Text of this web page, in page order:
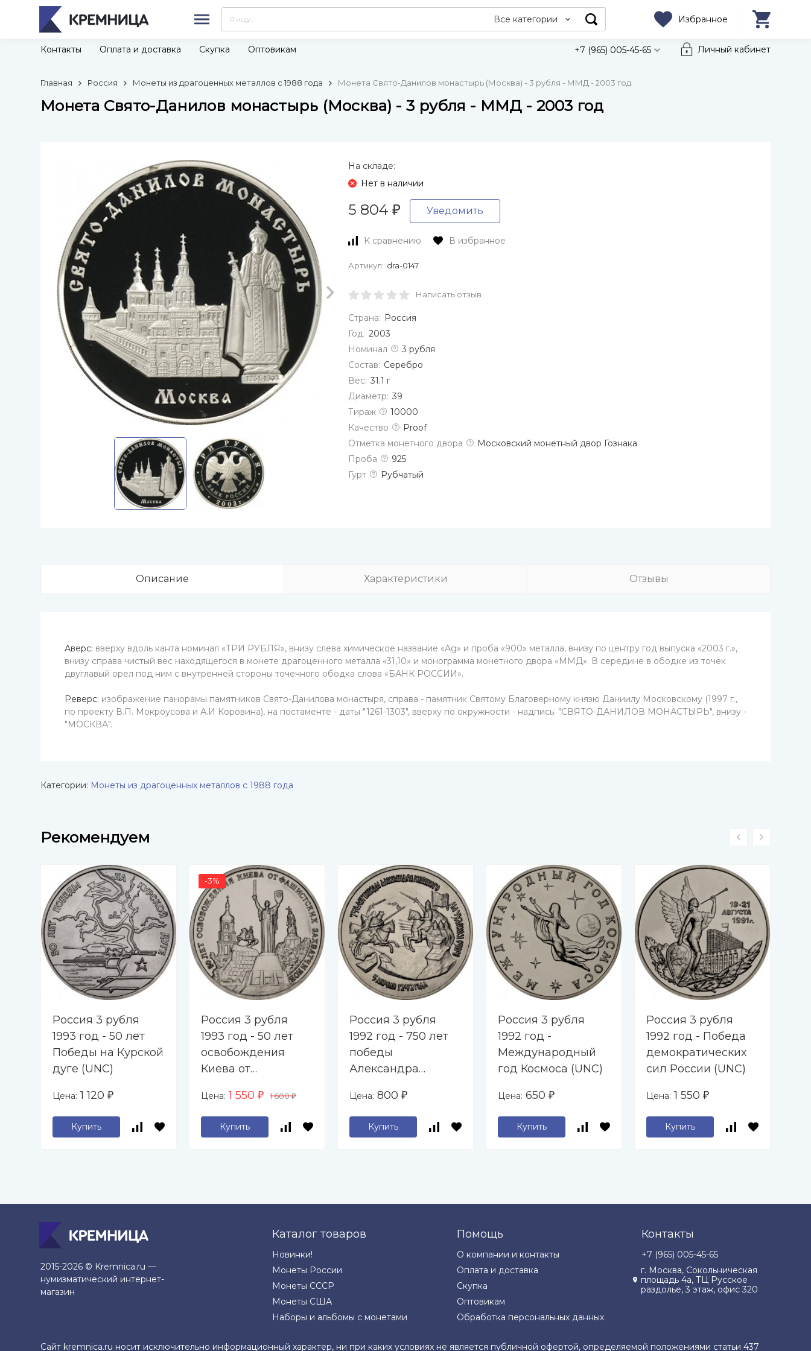
Все категории Избранное
Контакты Оплата и доставка Скупка Оптовикам +7 (965) 005-45-65 Личный кабинет
Главная Россия Монеты из драгоценных металлов с 1988 года Монета Свято-Данилов монастырь (Москва) - 3 рубля - ММД - 2003 год
Монета Свято-Данилов монастырь (Москва) - 3 рубля - ММД - 2003 год
На складе:
Нет в наличии
5 804 ₽ Уведомить
К сравнению В избранное
Артикул: dra-0147
Написать отзыв
Страна: Россия
Год: 2003
Номинал
3 рубля
Состав: Серебро
Вес: 31.1 г
Диаметр: 39
Тираж
10000
Качество
Proof
Отметка монетного двора
Московский монетный двор Гознака
Проба
925
Гурт
Рубчатый
Описание
Аверс: вверху вдоль канта номинал «ТРИ РУБЛЯ», внизу слева химическое название «Ag» и проба «900» металла, внизу по центру год выпуска «2003 г.»,
внизу справа чистый вес находящегося в монете драгоценного металла «31,10» и монограмма монетного двора «ММД». В середине в ободке из точек
двуглавый орел под ним с внутренней стороны точечного ободка слова «БАНК РОССИИ».
Реверс: изображение панорамы памятников Свято-Данилова монастыря, справа - памятник Святому Благоверному князю Даниилу Московскому (1997 г.,
по проекту В.П. Мокроусова и А.И Коровина), на постаменте - даты "1261-1303", вверху по окружности - надпись: "СВЯТО-ДАНИЛОВ МОНАСТЫРЬ", внизу -
"МОСКВА".
Характеристики Отзывы
Категории: Монеты из драгоценных металлов с 1988 года
Рекомендуем
Россия 3 рубля
1993 год - 50 лет
Победы на Курской
дуге (UNC)
Цена: 1 120 ₽
Купить
-3%
Россия 3 рубля
1993 год - 50 лет
освобождения
Киева от
захватчиков (UNC)
Цена: 1 550 ₽ 1 600₽
Купить
Россия 3 рубля
1992 год - 750 лет
победы
Александра
Чудском озере
(UNC)
Цена: 800 ₽
Купить
Россия 3 рубля
1992 год -
Международный
год Космоса (UNC)
Цена: 650 ₽
Купить
Россия 3 рубля
1992 год - Победа
демократических
сил России (UNC)
Цена: 1 550 ₽
Купить
2015-2026 © Kremnica.ru —
нумизматический интернет-
магазин
Каталог товаров
Новинки!
Монеты России
Монеты СССР
Монеты США
Наборы и альбомы с монетами
Помощь
О компании и контакты
Оплата и доставка
Скупка
Оптовикам
Обработка персональных данных
Контакты
+7 (965) 005-45-65
г. Москва, Сокольническая
площадь 4а, ТЦ Русское
раздолье, 3 этаж, офис 320
Сайт kremnica.ru носит исключительно информационный характер, ни при каких условиях не является публичной офертой, определяемой положениями статьи 437